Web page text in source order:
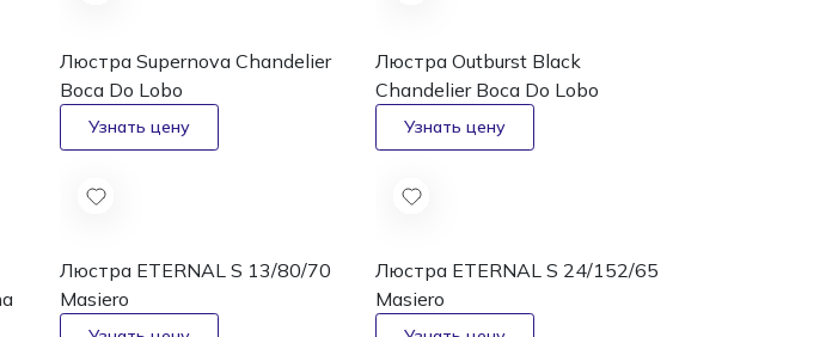
Люстра Supernova Chandelier
Boca Do Lobo
Люстра Outburst Black
Chandelier Boca Do Lobo
Люстра ETERNAL S 13/80/70
Masiero
Люстра ETERNAL S 24/152/65
Masiero